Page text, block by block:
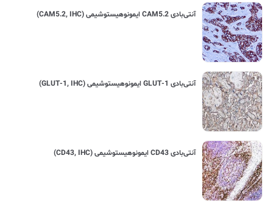
آنتی‌بادی CAM5.2 ایمونوهیستوشیمی (CAM5.2, IHC)
آنتی‌بادی GLUT-1 ایمونوهیستوشیمی (GLUT-1, IHC)
آنتی‌بادی CD43 ایمونوهیستوشیمی (CD43, IHC)